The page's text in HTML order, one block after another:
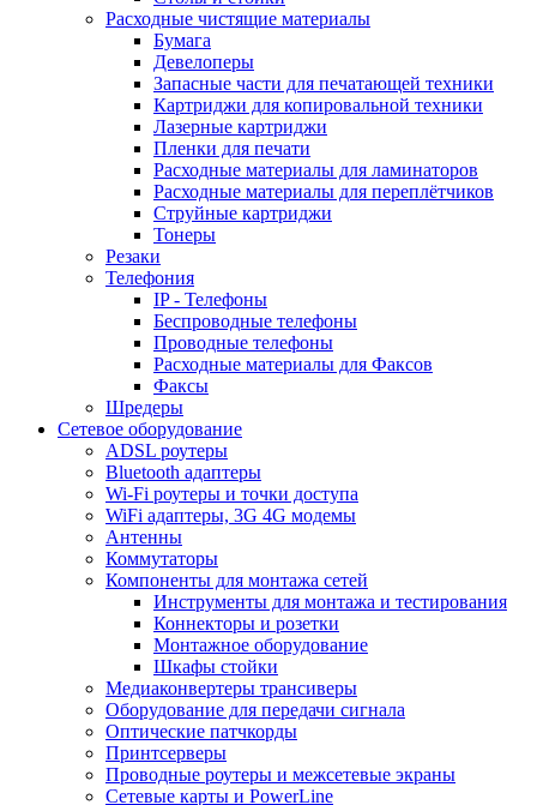
Расходные чистящие материалы
Бумага
Девелоперы
Запасные части для печатающей техники
Картриджи для копировальной техники
Лазерные картриджи
Пленки для печати
Расходные материалы для ламинаторов
Расходные материалы для переплётчиков
Струйные картриджи
Тонеры
Резаки
Телефония
IP - Телефоны
Беспроводные телефоны
Проводные телефоны
Расходные материалы для Факсов
Факсы
Шредеры
Сетевое оборудование
ADSL роутеры
Bluetooth адаптеры
Wi-Fi роутеры и точки доступа
WiFi адаптеры, 3G 4G модемы
Антенны
Коммутаторы
Компоненты для монтажа сетей
Инструменты для монтажа и тестирования
Коннекторы и розетки
Монтажное оборудование
Шкафы стойки
Медиаконвертеры трансиверы
Оборудование для передачи сигнала
Оптические патчкорды
Принтсерверы
Проводные роутеры и межсетевые экраны
Сетевые карты и PowerLine